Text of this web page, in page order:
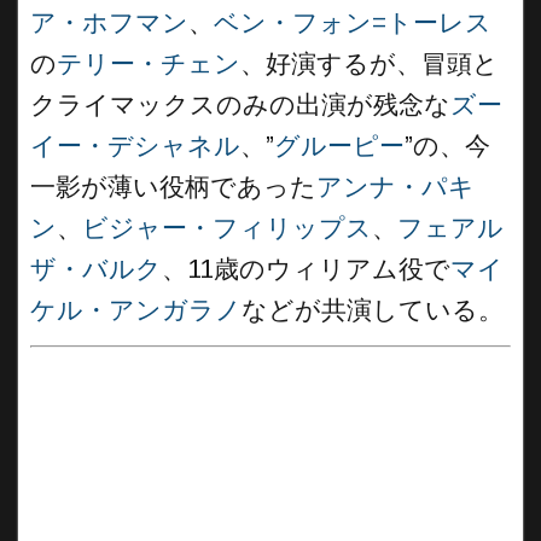
ア・ホフマン 、 ベン・フォン=トーレス
のテリー・チェン 、好演するが、冒頭と
クライマックスのみの出演が残念な ズー
イー・デシャネル、”グルーピー”の、今
一影が薄い役柄であった アンナ・パキ
ン 、 ビジャー・フィリップス 、 フェアル
ザ・バルク 、11歳のウィリアム役でマイ
ケル・アンガラノ などが共演している。